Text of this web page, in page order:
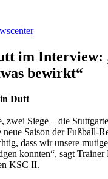
im Interview:
bewirkt“
Dutt
zwei Siege – die
neue Saison der Fußball-
dass wir unsere
konnten“, sagt
KSC II.